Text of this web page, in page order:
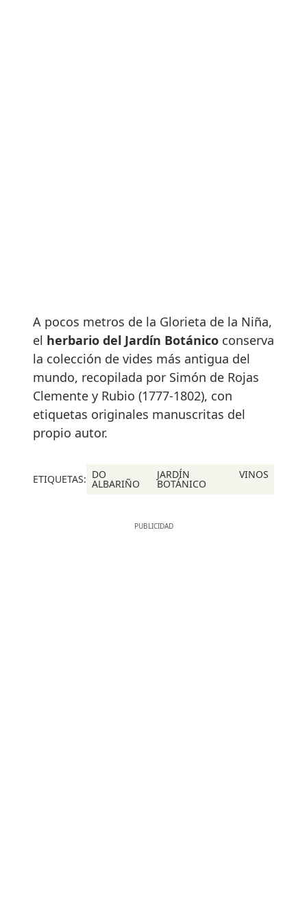
A pocos metros de la Glorieta de la Niña,
el herbario del Jardín Botánico conserva
la colección de vides más antigua del
mundo, recopilada por Simón de Rojas
Clemente y Rubio (1777-1802), con
etiquetas originales manuscritas del
propio autor.
ETIQUETAS: DO
ALBARIÑO
JARDÍN
BOTÁNICO
VINOS